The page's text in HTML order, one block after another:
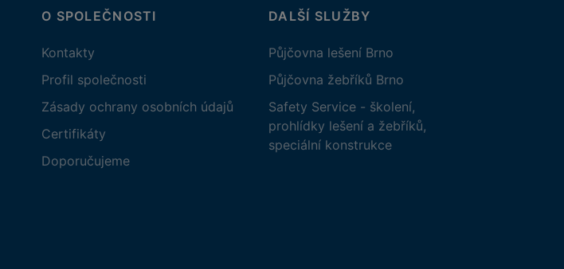
O SPOLEČNOSTI
Kontakty
Profil společnosti
Zásady ochrany osobních údajů
Certifikáty
Doporučujeme
DALŠÍ SLUŽBY
Půjčovna lešení Brno
Půjčovna žebříků Brno
Safety Service - školení,
prohlídky lešení a žebříků,
speciální konstrukce